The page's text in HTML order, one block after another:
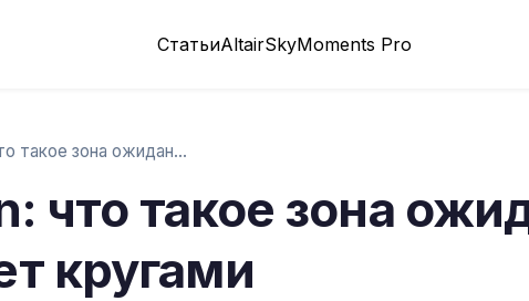
СтатьиAltairSkyMoments Pro
Holding pattern: что такое зона ожидания…
что такое зона
кругами